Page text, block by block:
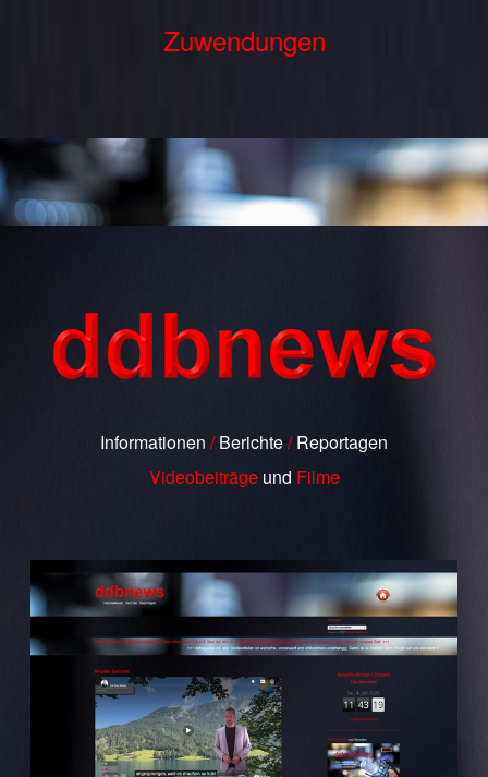
Zuwendungen
Informationen /Berichte/Reportagen
Videobeiträge und Filme